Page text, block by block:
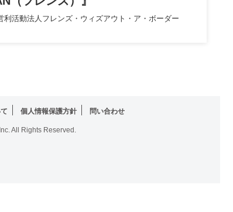
利活動法人フレンズ・ウィズアウト・ア・ボーダー
個人情報保護方針 問い合わせ
All Rights Reserved.